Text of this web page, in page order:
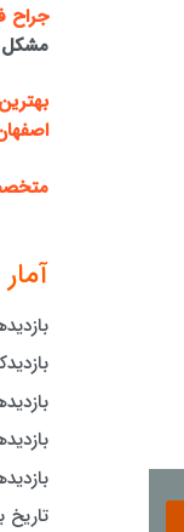
جراح
مشکل